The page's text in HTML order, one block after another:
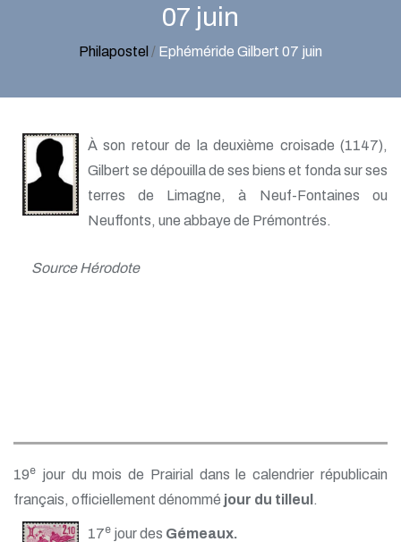
07 juin
Philapostel / Ephéméride Gilbert 07 juin
À son retour de la deuxième croisade (1147),
Gilbert se dépouilla de ses biens et fonda sur ses
terres de Limagne, à Neuf-Fontaines ou
Neuffonts, une abbaye de Prémontrés.
Source Hérodote
19e jour du mois de Prairial dans le calendrier républicain
français, officiellement dénommé jour du tilleul .
17ejour des Gémeaux.